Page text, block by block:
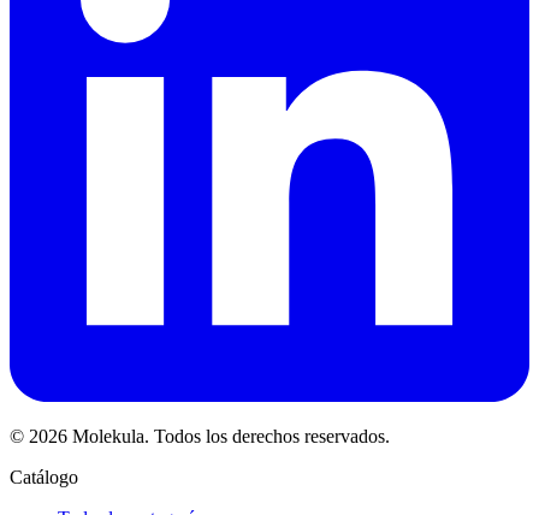
© 2026 Molekula. Todos los derechos reservados.
Catálogo